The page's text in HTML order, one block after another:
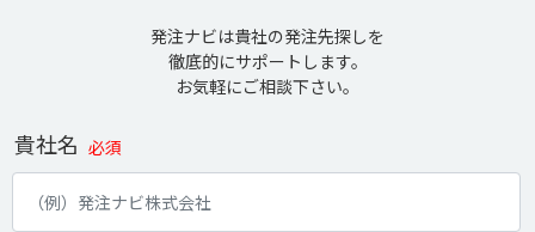
発注ナビは貴社の発注先探しを
徹底的にサポートします。
お気軽にご相談下さい。
貴社名 必須